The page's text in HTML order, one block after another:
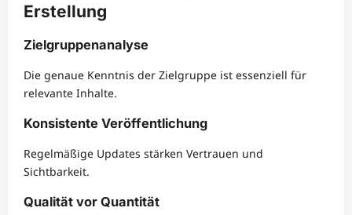
Erstellung
Zielgruppenanalyse
Die genaue Kenntnis der Zielgruppe ist essenziell für
relevante Inhalte.
Konsistente Veröffentlichung
Regelmäßige Updates stärken Vertrauen und
Sichtbarkeit.
Qualität vor Quantität